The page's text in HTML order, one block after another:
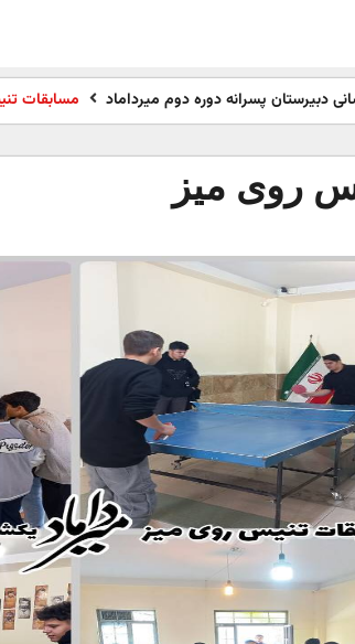
دبیرستان پسرانه دوره دوم میرداماد مسابقات
روی میز